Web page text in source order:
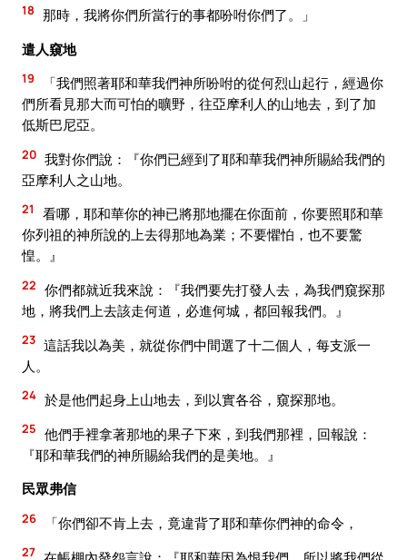
18 那時，我將你們所當行的事都吩咐你們了。」
遣人窺地
19
「我們照著耶和華我們神所吩咐的從何烈山起行，經過你
們所看見那大而可怕的曠野，往亞摩利人的山地去，到了加
低斯巴尼亞。
20 我對你們說：『你們已經到了耶和華我們神所賜給我們的
亞摩利人之山地。
21
看哪，耶和華你的神已將那地擺在你面前，你要照耶和華
你列祖的神所說的上去得那地為業；不要懼怕，也不要驚
惶。』
22 你們都就近我來說：『我們要先打發人去，為我們窺探那
地，將我們上去該走何道，必進何城，都回報我們。』
23 這話我以為美，就從你們中間選了十二個人，每支派一
人。
24 於是他們起身上山地去，到以實各谷，窺探那地。
25 他們手裡拿著那地的果子下來，到我們那裡，回報說：
『耶和華我們的神所賜給我們的是美地。』
民眾弗信
26 「你們卻不肯上去，竟違背了耶和華你們神的命令，
27